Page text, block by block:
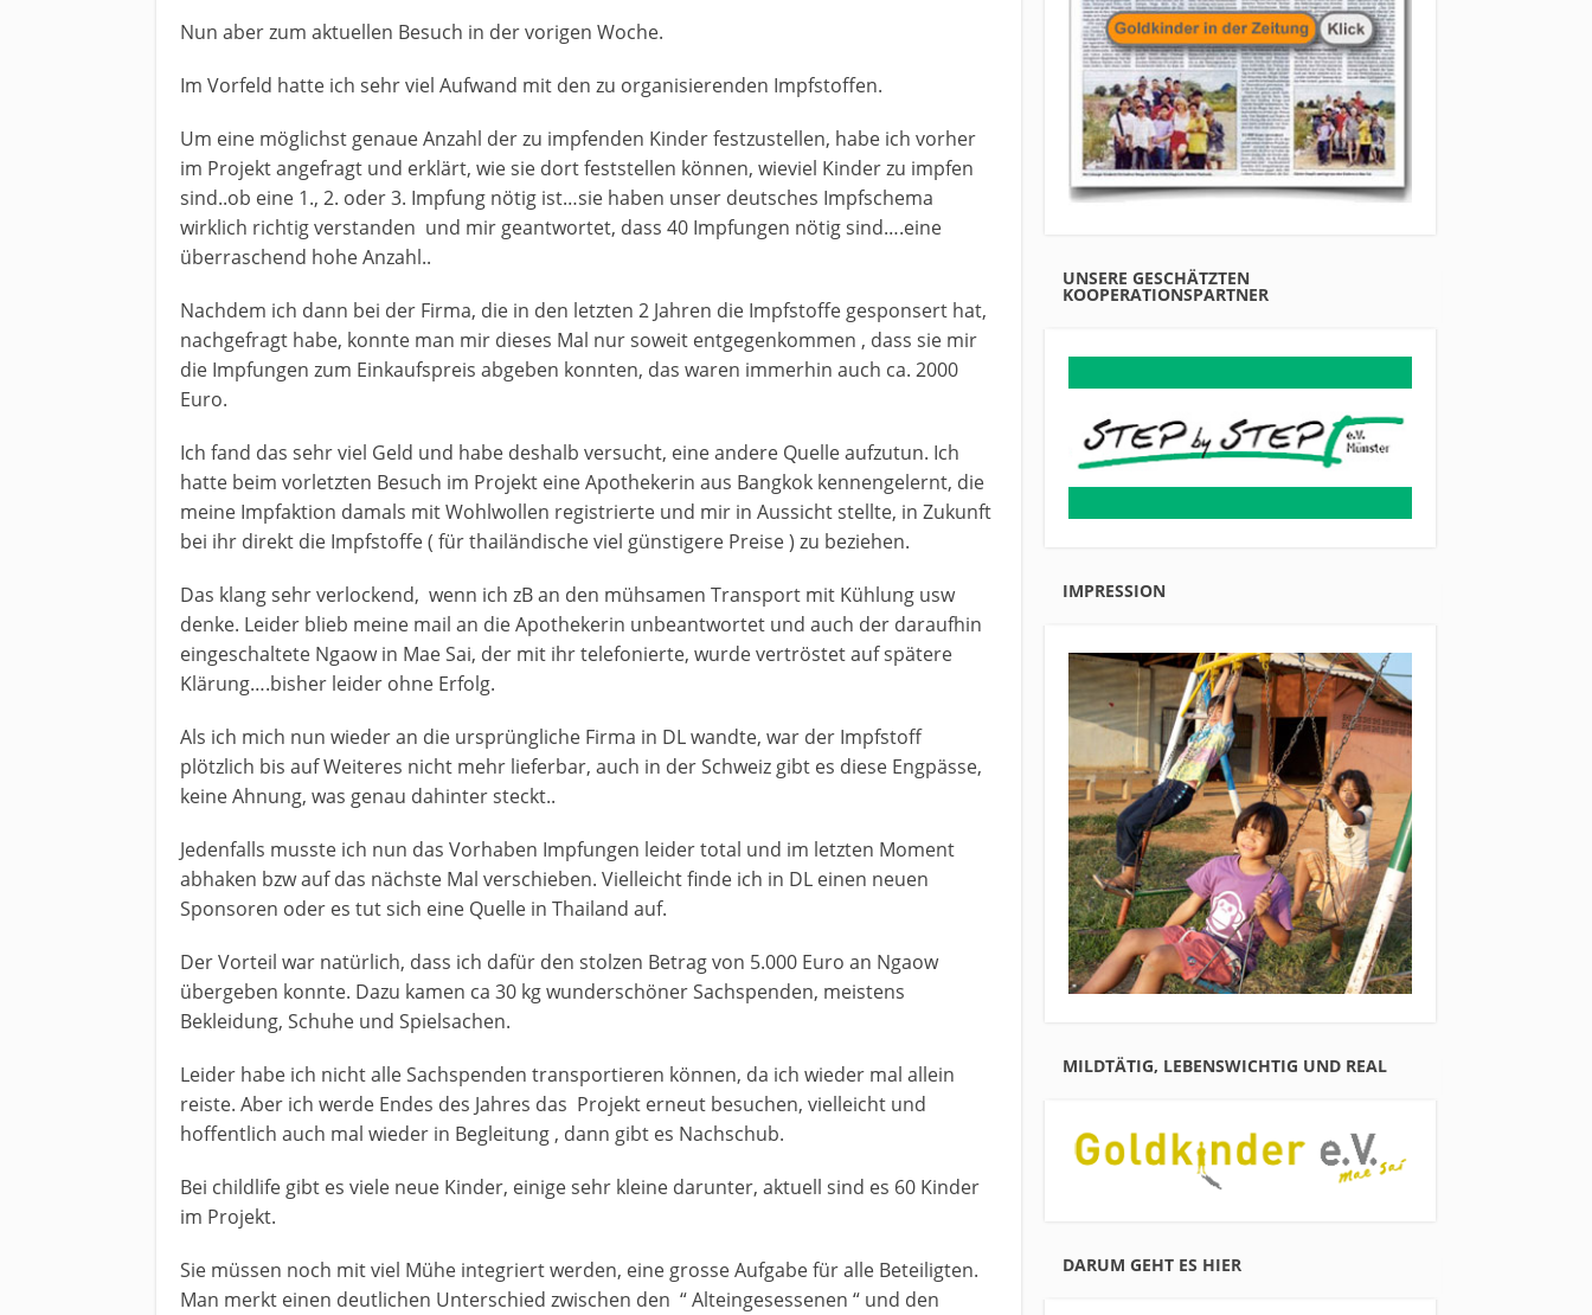
Nun aber zum aktuellen Besuch in der vorigen Woche.
Im Vorfeld hatte ich sehr viel Aufwand mit den zu organisierenden Impfstoffen.
Um eine möglichst genaue Anzahl der zu impfenden Kinder festzustellen, habe ich vorher
im Projekt angefragt und erklärt, wie sie dort feststellen können, wieviel Kinder zu impfen
sind..ob eine 1., 2. oder 3. Impfung nötig ist…sie haben unser deutsches Impfschema
wirklich richtig verstanden und mir geantwortet, dass 40 Impfungen nötig sind….eine
überraschend hohe Anzahl..
Nachdem ich dann bei der Firma, die in den letzten 2 Jahren die Impfstoffe gesponsert hat,
nachgefragt habe, konnte man mir dieses Mal nur soweit entgegenkommen , dass sie mir
die Impfungen zum Einkaufspreis abgeben konnten, das waren immerhin auch ca. 2000
Euro.
Ich fand das sehr viel Geld und habe deshalb versucht, eine andere Quelle aufzutun. Ich
hatte beim vorletzten Besuch im Projekt eine Apothekerin aus Bangkok kennengelernt, die
meine Impfaktion damals mit Wohlwollen registrierte und mir in Aussicht stellte, in Zukunft
bei ihr direkt die Impfstoffe ( für thailändische viel günstigere Preise ) zu beziehen.
Das klang sehr verlockend, wenn ich zB an den mühsamen Transport mit Kühlung usw
denke. Leider blieb meine mail an die Apothekerin unbeantwortet und auch der daraufhin
eingeschaltete Ngaow in Mae Sai, der mit ihr telefonierte, wurde vertröstet auf spätere
Klärung….bisher leider ohne Erfolg.
Als ich mich nun wieder an die ursprüngliche Firma in DL wandte, war der Impfstoff
plötzlich bis auf Weiteres nicht mehr lieferbar, auch in der Schweiz gibt es diese Engpässe,
keine Ahnung, was genau dahinter steckt..
Jedenfalls musste ich nun das Vorhaben Impfungen leider total und im letzten Moment
abhaken bzw auf das nächste Mal verschieben. Vielleicht finde ich in DL einen neuen
Sponsoren oder es tut sich eine Quelle in Thailand auf.
Der Vorteil war natürlich, dass ich dafür den stolzen Betrag von 5.000 Euro an Ngaow
übergeben konnte. Dazu kamen ca 30 kg wunderschöner Sachspenden, meistens
Bekleidung, Schuhe und Spielsachen.
Leider habe ich nicht alle Sachspenden transportieren können, da ich wieder mal allein
reiste. Aber ich werde Endes des Jahres das Projekt erneut besuchen, vielleicht und
hoffentlich auch mal wieder in Begleitung , dann gibt es Nachschub.
Bei childlife gibt es viele neue Kinder, einige sehr kleine darunter, aktuell sind es 60 Kinder
im Projekt.
Sie müssen noch mit viel Mühe integriert werden, eine grosse Aufgabe für alle Beteiligten.
Man merkt einen deutlichen Unterschied zwischen den “ Alteingesessenen “ und den
UNSERE GESCHÄTZTEN
KOOPERATIONSPARTNER
IMPRESSION
MILDTÄTIG, LEBENSWICHTIG UND REAL
DARUM GEHT ES HIER